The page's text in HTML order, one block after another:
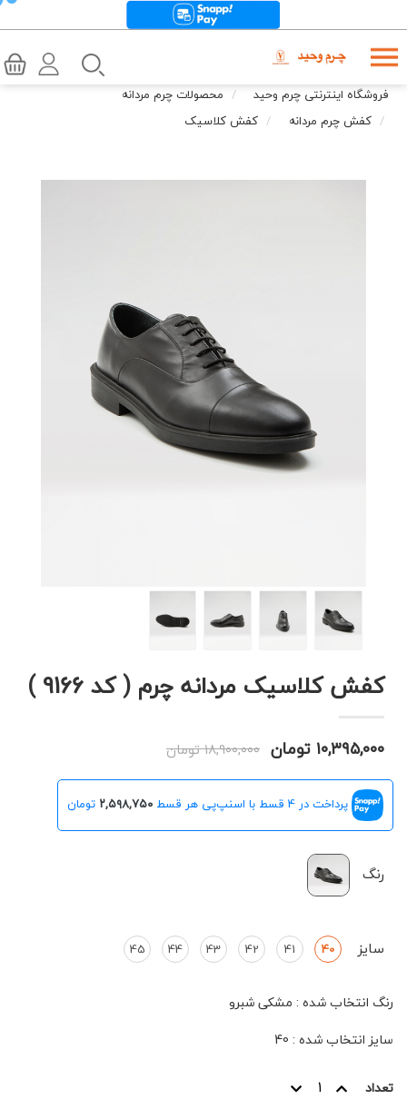
فروشگاه اینترنتی چرم وحید
محصولات چرم مردانه
کفش چرم مردانه
کفش کلاسیک
کفش کلاسیک مردانه چرم ( کد 9166 )
۱۰,۳۹۵,۰۰۰ تومان ۱۸,۹۰۰,۰۰۰ تومان
پرداخت در 4 قسط با اسنپ‌پی هر قسط ۲,۵۹۸,۷۵۰ تومان
رنگ
سایز 40
41
42
43
44
45
رنگ انتخاب شده : مشکی شبرو
سایز انتخاب شده :
40
تعداد